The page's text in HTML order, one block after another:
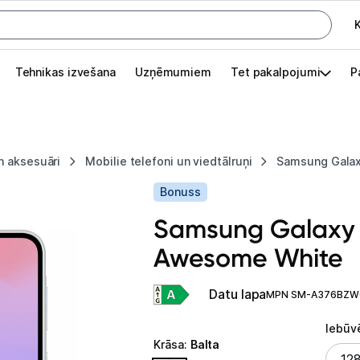
Tehnikas izvešana Uzņēmumiem Tet pakalpojumi
aksesuāri Mobilie telefoni un viedtālruņi Samsung
Pieslēgties
Izvēlies kāroto ierīci izdevīgāk!
Bonuss
Samsung Galaxy
Awesome White
Datu lapaMPN SM-
Krāsa: Balta